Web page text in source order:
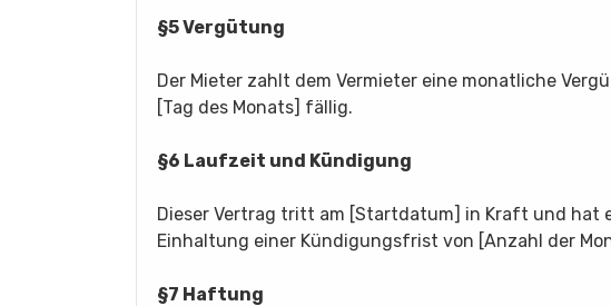
§5 Vergütung
Der Mieter zahlt dem Vermieter eine monatliche
[Tag des Monats] fällig.
§6 Laufzeit und Kündigung
Dieser Vertrag tritt am [Startdatum] in Kraft und hat
Einhaltung einer Kündigungsfrist von [Anzahl der
§7 Haftung